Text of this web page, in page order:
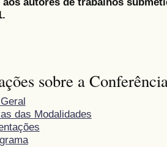
sobre a
das Modalidades